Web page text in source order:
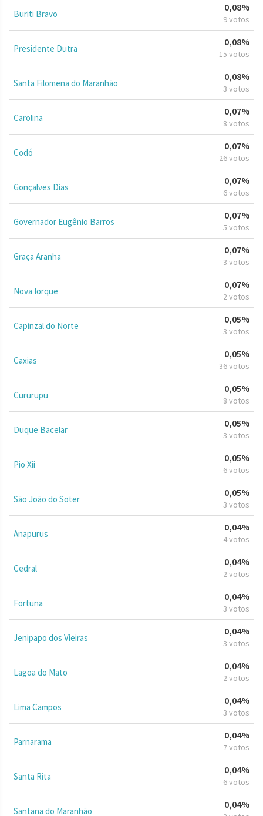
Buriti Bravo
0,08%
9 votos
Presidente Dutra
0,08%
15 votos
Santa Filomena do Maranhão
0,08%
3 votos
Carolina
0,07%
8 votos
Codó
0,07%
26 votos
Gonçalves Dias
0,07%
6 votos
Governador Eugênio Barros
0,07%
5 votos
Graça Aranha
0,07%
3 votos
Nova Iorque
0,07%
2 votos
Capinzal do Norte
0,05%
3 votos
Caxias
0,05%
36 votos
Cururupu
0,05%
8 votos
Duque Bacelar
0,05%
3 votos
Pio Xii
0,05%
6 votos
São João do Soter
0,05%
3 votos
Anapurus
0,04%
4 votos
Cedral
0,04%
2 votos
Fortuna
0,04%
3 votos
Jenipapo dos Vieiras
0,04%
3 votos
Lagoa do Mato
0,04%
2 votos
Lima Campos
0,04%
3 votos
Parnarama
0,04%
7 votos
Santa Rita
0,04%
6 votos
Santana do Maranhão
0,04%